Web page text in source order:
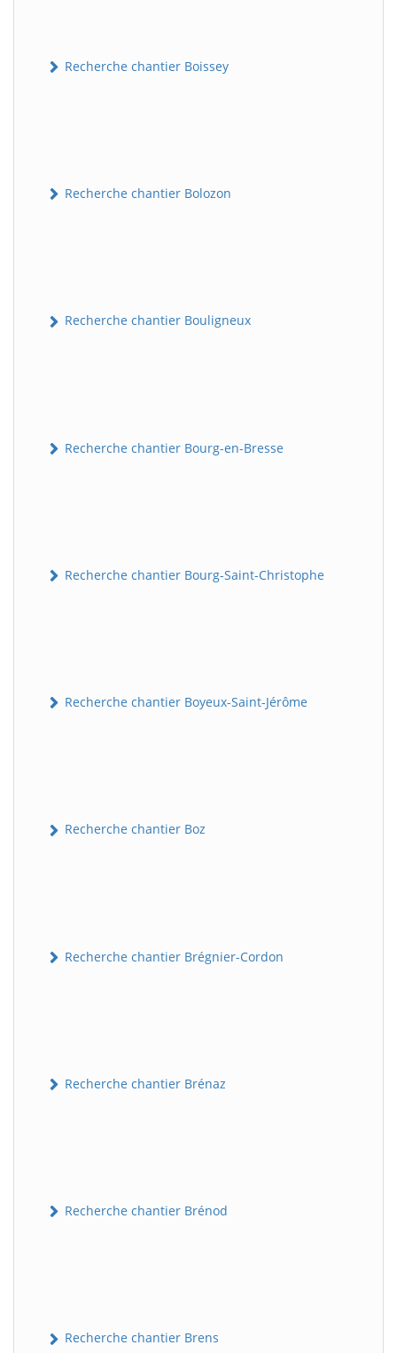
Recherche chantier Boissey
Recherche chantier Bolozon
Recherche chantier Bouligneux
Recherche chantier Bourg-en-Bresse
Recherche chantier Bourg-Saint-Christophe
Recherche chantier Boyeux-Saint-Jérôme
Recherche chantier Boz
Recherche chantier Brégnier-Cordon
Recherche chantier Brénaz
Recherche chantier Brénod
Recherche chantier Brens